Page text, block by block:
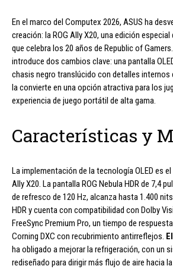
En el marco del Computex 2026, ASUS ha
creación: la ROG Ally X20, una edición
que celebra los 20 años de Republic of
introduce dos cambios clave: una pantalla
chasis negro translúcido con detalles internos
la convierte en una opción atractiva para los
experiencia de juego portátil de alta gama.
Características y
La implementación de la tecnología OLED es el
Ally X20. La pantalla ROG Nebula HDR de 7,4
de refresco de 120 Hz, alcanza hasta 1.400
HDR y cuenta con compatibilidad con Dolby
FreeSync Premium Pro, un tiempo de
Corning DXC con recubrimiento antirreflejos.
ha obligado a mejorar la refrigeración, con un
rediseñado para dirigir más flujo de aire hacia